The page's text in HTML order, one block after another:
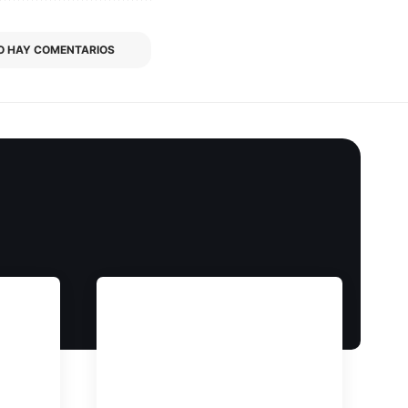
HAY COMENTARIOS